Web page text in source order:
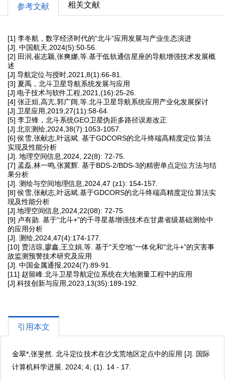
参考文献 相关文献
[1] 李冬航，数字经济时代的“北斗”应用发展与产业生态演进
[J]. 中国航天,2024(5):50-56.
[2] 田润,崔志颖,张爽娜,等.基于低轨通信星座的导航增强技术发展概
述
[J].导航定位与授时,2021,8(1):66-81.
[3] 夏禹，北斗卫星导航系统发展与应用
[J].电子技术与软件工程,2021,(16):25-26.
[4] 张正烜,高亢,郭广阔,等.北斗卫星导航系统应用产业化发展探讨
[J].卫星应用,2019,27(11):58-64.
[5] 李卫锋，北斗系统GEO卫星伪距多路径误差改正
[J].北京测绘,2024,38(7):1053-1057.
[6] 侯雪,张献志,叶远斌. 基于GDCORS的北斗终端高精度定位算法
实现及性能分析
[J]. 地理空间信息,2024, 22(8): 72-75.
[7] 孟磊,林一鸣,张冀辉. 基于BDS-2/BDS-3的精密单点定位方法与结
果分析
[J]. 测绘与空间地理信息,2024,47 (z1): 154-157.
[8] 侯雪,张献志,叶远斌.基于GDCORS的北斗终端高精度定位算法实
现及性能分析
[J].地理空间信息,2024,22(08): 72-75.
[9] 卢有勋. 基于“北斗+”的千寻星基增强技术在甘肃省级基础测绘中
的应用分析
[J]. 测绘,2024,47(4):174-177.
[10] 贾洁琼,廖鑫,王立娟,等. 基于"天空地“一体化和"北斗+”的灾害事
故监测预警技术研究及应用
[J]. 中国金属通报,2024(7):89-91.
[11] 赵留峰.北斗卫星导航定位系统在大地测量工程中的应用
[J].科技创新与应用,2023,13(35):189-192.
引用本文
金翠*,张斐然. 北斗定位技术在沙戈荒地区定点中的应用 [J]. 国际
计算机科学进展. 2024; 4; (1). 14 - 17.